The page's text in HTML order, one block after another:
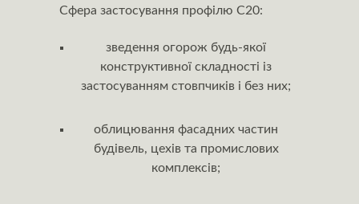
Сфера застосування профілю С20:
зведення огорож будь-якої
конструктивної складності із
застосуванням стовпчиків і без них;
облицювання фасадних частин
будівель, цехів та промислових
комплексів;